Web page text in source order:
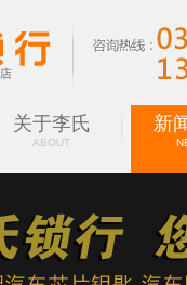
关于李氏
ABOUT
新